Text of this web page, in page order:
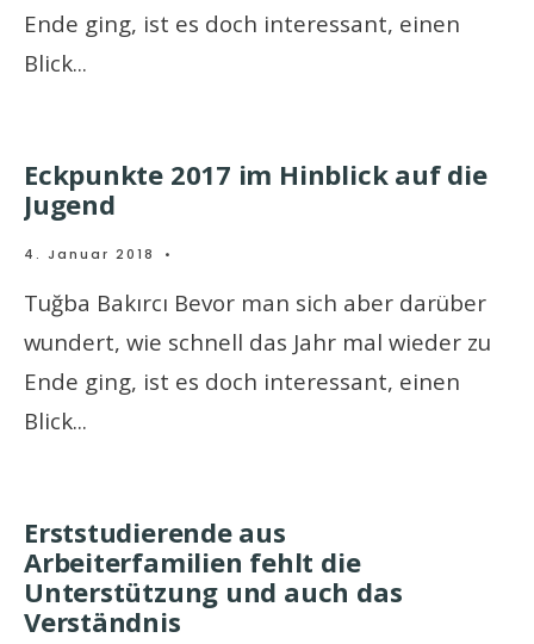
Ende ging, ist es doch interessant, einen
Blick...
Eckpunkte 2017 im Hinblick auf die
Jugend
4. Januar 2018 •
Tuğba Bakırcı Bevor man sich aber darüber
wundert, wie schnell das Jahr mal wieder zu
Ende ging, ist es doch interessant, einen
Blick...
Erststudierende aus
Arbeiterfamilien fehlt die
Unterstützung und auch das
Verständnis